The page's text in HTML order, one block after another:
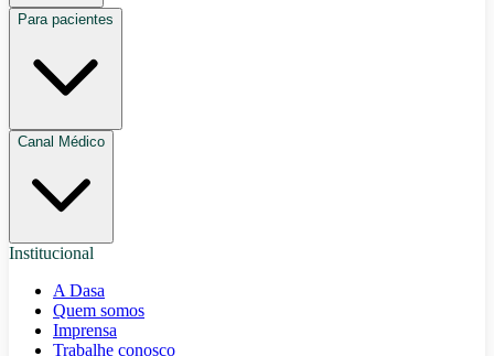
Para pacientes
Canal Médico
Institucional
A Dasa
Quem somos
Imprensa
Trabalhe conosco